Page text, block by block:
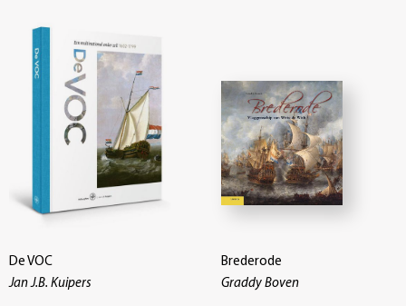
De VOC
Jan J.B. Kuipers
Brederode
Graddy Boven